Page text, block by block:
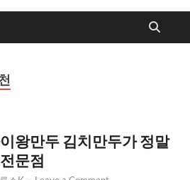
왕만두 김치만두가 정말
문점